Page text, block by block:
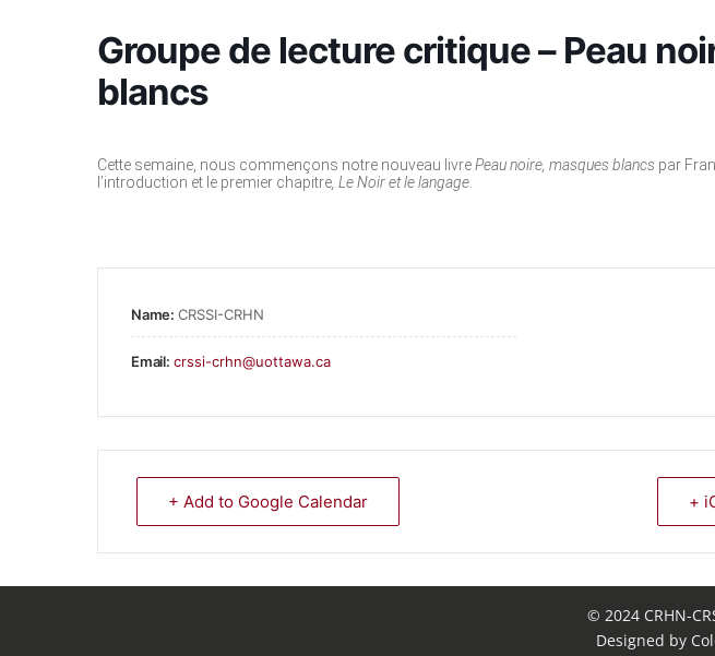
Groupe de lecture critique – Peau
blancs
Cette semaine, nous commençons notre nouveau livrePeau noire, masques blancs par
l’introduction et le premier chapitre, Le Noir et le langage.
Name: CRSSI-CRHN
Email: crssi-crhn@uottawa.ca
+ Add to Google Calendar +
© 2024 CRHN-
Designed by